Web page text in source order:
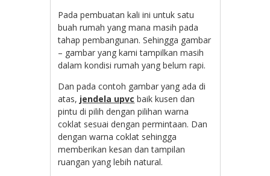
Pada pembuatan kali ini untuk satu
buah rumah yang mana masih pada
tahap pembangunan. Sehingga gambar
– gambar yang kami tampilkan masih
dalam kondisi rumah yang belum rapi.
Dan pada contoh gambar yang ada di
atas, jendela upvc baik kusen dan
pintu di pilih dengan pilihan warna
coklat sesuai dengan permintaan. Dan
dengan warna coklat sehingga
memberikan kesan dan tampilan
ruangan yang lebih natural.